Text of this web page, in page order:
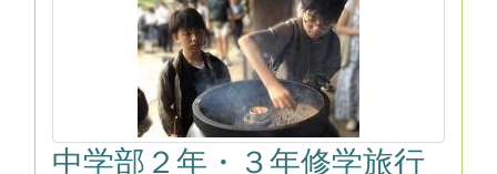
中学部２年・３年修学旅行